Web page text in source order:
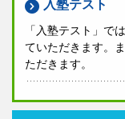
入塾テスト
「入塾テスト」で
ていただきます。
ただきます。